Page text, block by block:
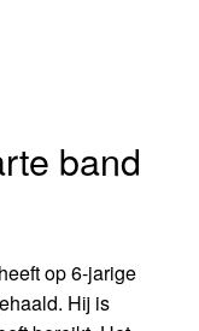
band
op 6-jarige
Hij is